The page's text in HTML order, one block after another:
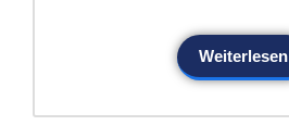
Weiterlesen